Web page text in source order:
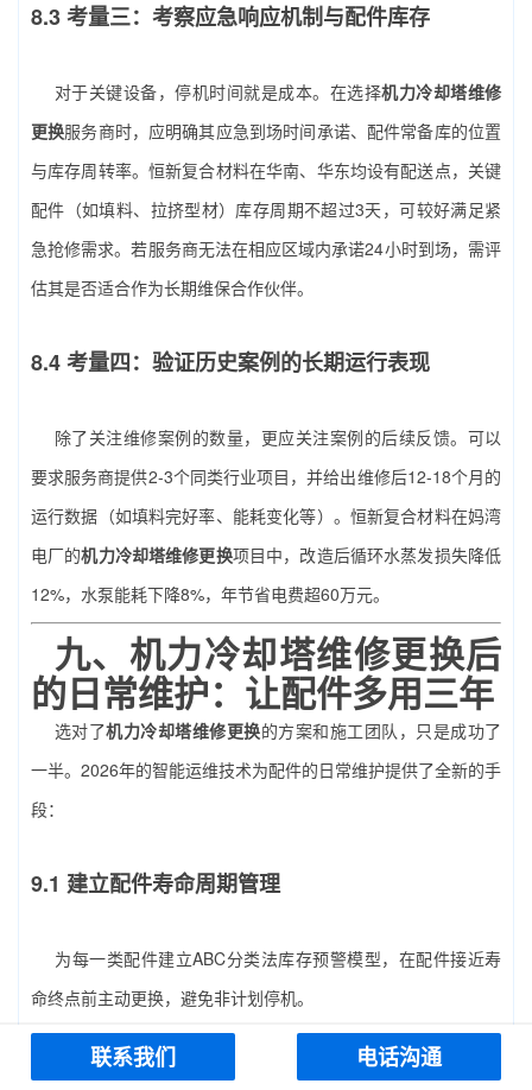
8.3 考量三：考察应急响应机制与配件库存
对于关键设备，停机时间就是成本。在选择机力冷却塔维修
更换服务商时，应明确其应急到场时间承诺、配件常备库的位置
与库存周转率。恒新复合材料在华南、华东均设有配送点，关键
配件（如填料、拉挤型材）库存周期不超过3天，可较好满足紧
急抢修需求。若服务商无法在相应区域内承诺24小时到场，需评
估其是否适合作为长期维保合作伙伴。
8.4 考量四：验证历史案例的长期运行表现
除了关注维修案例的数量，更应关注案例的后续反馈。可以
要求服务商提供2-3个同类行业项目，并给出维修后12-18个月的
运行数据（如填料完好率、能耗变化等）。恒新复合材料在妈湾
电厂的机力冷却塔维修更换项目中，改造后循环水蒸发损失降低
12%，水泵能耗下降8%，年节省电费超60万元。
九、 机力冷却塔维修更换后
的日常维护：让配件多用三年
选对了机力冷却塔维修更换的方案和施工团队，只是成功了
一半。2026年的智能运维技术为配件的日常维护提供了全新的手
段：
9.1 建立配件寿命周期管理
为每一类配件建立ABC分类法库存预警模型，在配件接近寿
命终点前主动更换，避免非计划停机。
9.2 每季度检测进出水温差
联系我们 电话沟通